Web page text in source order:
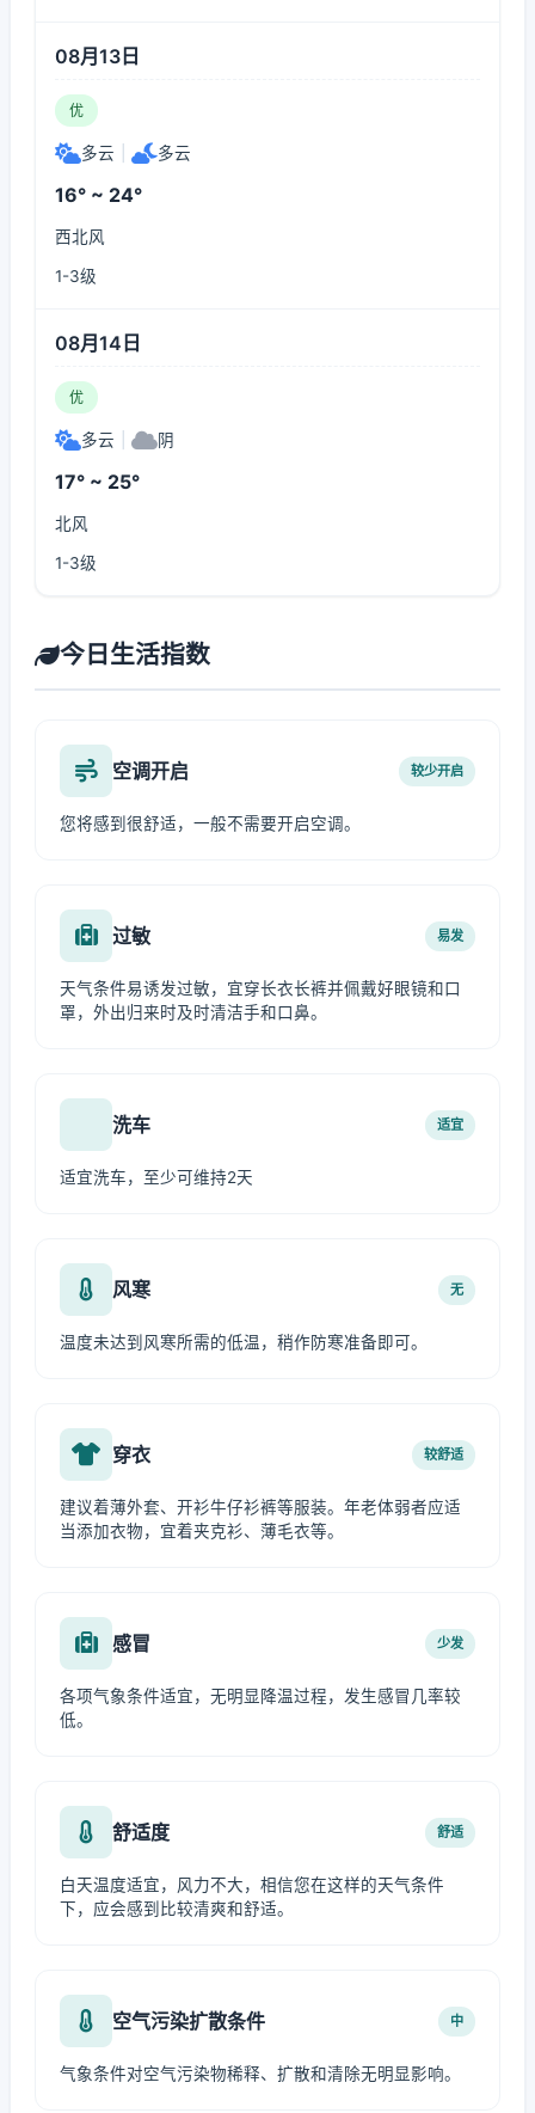
08月13日
优
多云 多云
16° ~ 24°
西北风
1-3级
08月14日
优
多云 阴
17° ~ 25°
北风
1-3级
今日生活指数
空调开启 较少开启
您将感到很舒适，一般不需要开启空调。
过敏 易发
天气条件易诱发过敏，宜穿长衣长裤并佩戴好眼镜和口
罩，外出归来时及时清洁手和口鼻。
洗车 适宜
适宜洗车，至少可维持2天
风寒 无
温度未达到风寒所需的低温，稍作防寒准备即可。
穿衣 较舒适
建议着薄外套、开衫牛仔衫裤等服装。年老体弱者应适
当添加衣物，宜着夹克衫、薄毛衣等。
感冒 少发
各项气象条件适宜，无明显降温过程，发生感冒几率较
低。
舒适度 舒适
白天温度适宜，风力不大，相信您在这样的天气条件
下，应会感到比较清爽和舒适。
空气污染扩散条件 中
气象条件对空气污染物稀释、扩散和清除无明显影响。